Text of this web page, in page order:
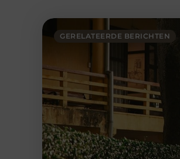
GERELATEERDE BERICHTEN